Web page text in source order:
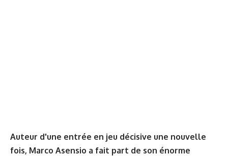
Auteur d'une entrée en jeu décisive une nouvelle
fois, Marco Asensio a fait part de son énorme